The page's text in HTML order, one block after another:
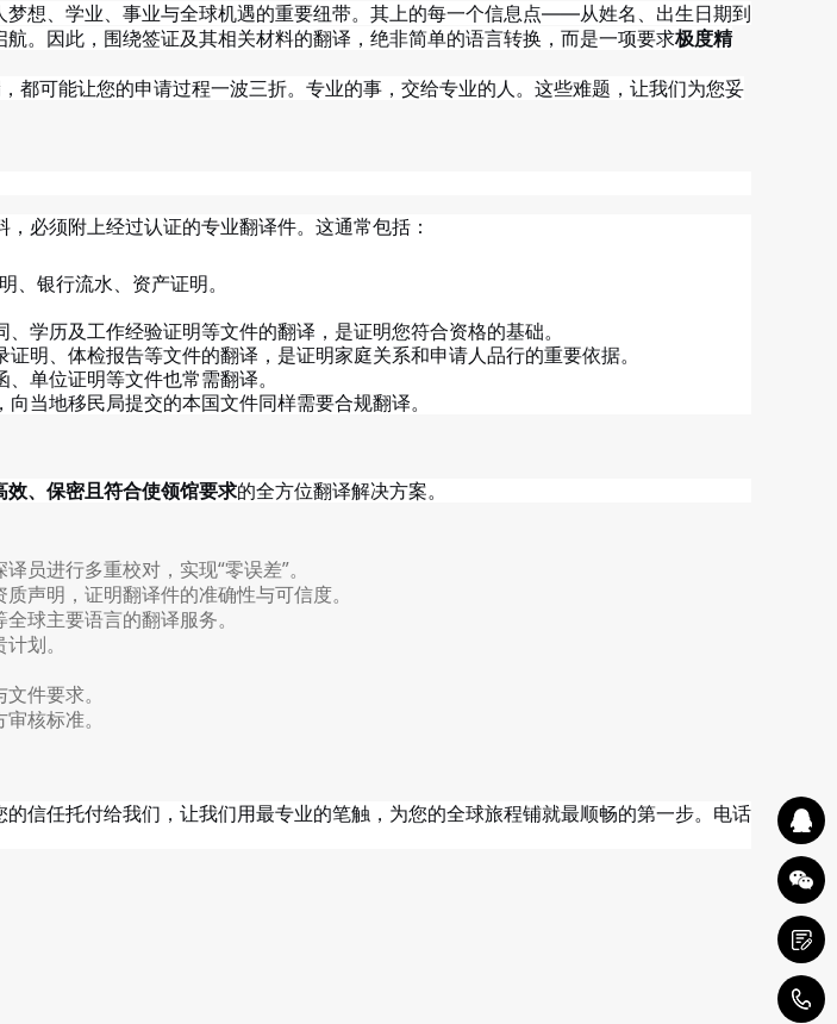
想、学业、事业与全球机遇的重要纽带。其上的每一个信息点——从姓名、出生日期到
因此，围绕签证及其相关材料的翻译，绝非简单的语言转换，而是一项要求极度精
可能让您的申请过程一波三折。专业的事，交给专业的人。这些难题，让我们为您妥
必须附上经过认证的专业翻译件。这通常包括：
、银行流水、资产证明。
学历及工作经验证明等文件的翻译，是证明您符合资格的基础。
明、体检报告等文件的翻译，是证明家庭关系和申请人品行的重要依据。
单位证明等文件也常需翻译。
当地移民局提交的本国文件同样需要合规翻译。
效、保密且符合使领馆要求的全方位翻译解决方案。
员进行多重校对，实现“零误差”。
声明，证明翻译件的准确性与可信度。
球主要语言的翻译服务。
划。
件要求。
核标准。
信任托付给我们，让我们用最专业的笔触，为您的全球旅程铺就最顺畅的第一步。电话